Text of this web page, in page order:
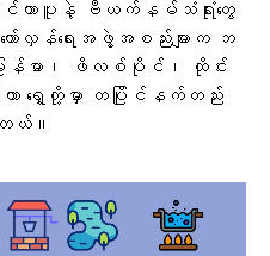
င်ကာပူနဲ့ ဗီယက်နမ်သံရုံးတွေ
ော်လှန်ရေးအဖွဲ့အစည်းများက ဘ
မြန်မာ၊ ဖိလစ်ပိုင်၊ ထိုင်း
တာ ရှေ့တို့မှာ တပြိုင်နက်တည်း
ယ်။